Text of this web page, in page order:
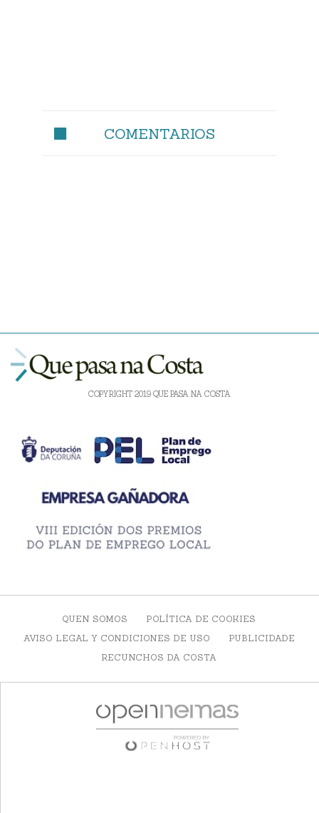
COMENTARIOS
COPYRIGHT 2019 QUE PASA NA COSTA
QUEN SOMOS
POLÍTICA DE COOKIES
AVISO LEGAL Y CONDICIONES DE USO
PUBLICIDADE
RECUNCHOS DA COSTA